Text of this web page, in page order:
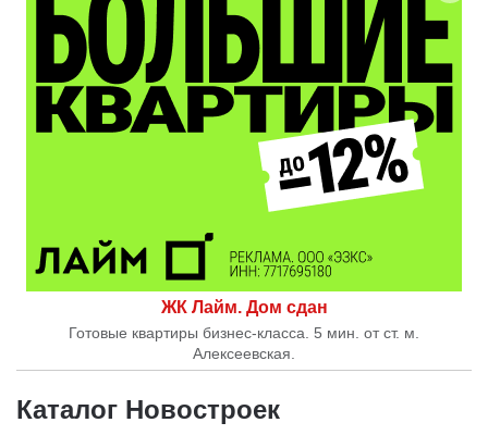
ЖК Лайм. Дом сдан
Готовые квартиры бизнес-класса. 5 мин. от ст. м.
Алексеевская.
Каталог Новостроек